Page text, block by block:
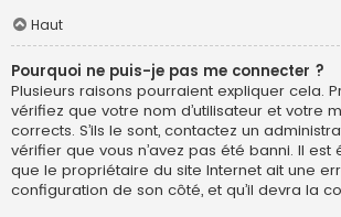
Haut
Pourquoi ne puis-je pas me connecter ?
Plusieurs raisons pourraient expliquer cela.
vérifiez que votre nom d’utilisateur et votre
corrects. S’ils le sont, contactez un
vérifier que vous n’avez pas été banni. Il
que le propriétaire du site Internet ait une
configuration de son côté, et qu’il devra la